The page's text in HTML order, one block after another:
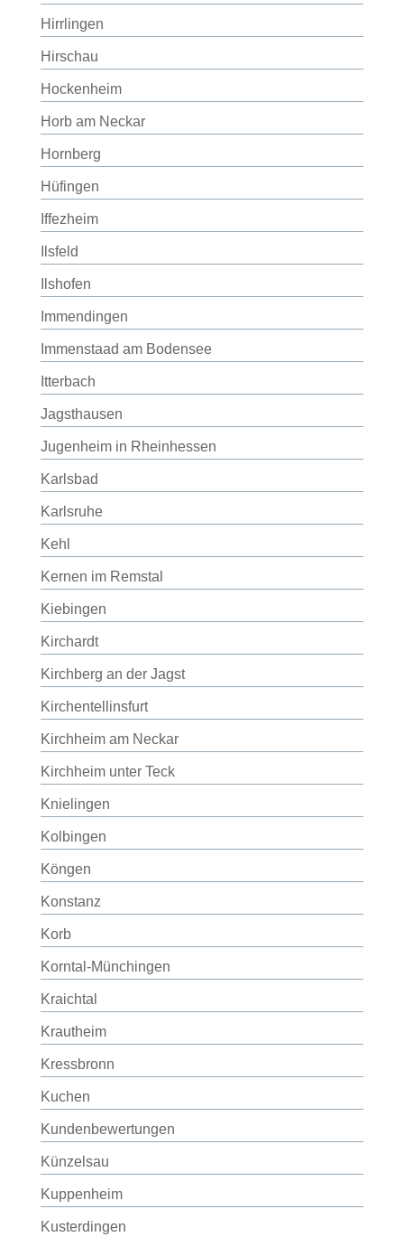
Hirrlingen
Hirschau
Hockenheim
Horb am Neckar
Hornberg
Hüfingen
Iffezheim
Ilsfeld
Ilshofen
Immendingen
Immenstaad am Bodensee
Itterbach
Jagsthausen
Jugenheim in Rheinhessen
Karlsbad
Karlsruhe
Kehl
Kernen im Remstal
Kiebingen
Kirchardt
Kirchberg an der Jagst
Kirchentellinsfurt
Kirchheim am Neckar
Kirchheim unter Teck
Knielingen
Kolbingen
Köngen
Konstanz
Korb
Korntal-Münchingen
Kraichtal
Krautheim
Kressbronn
Kuchen
Kundenbewertungen
Künzelsau
Kuppenheim
Kusterdingen